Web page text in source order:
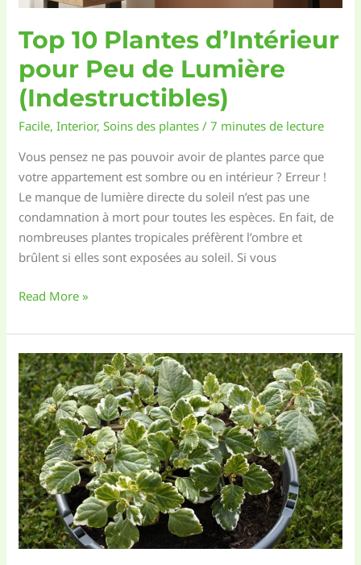
Top 10 Plantes d’Intérieur
pour Peu de Lumière
(Indestructibles)
Facile,Interior,Soins des plantes /7 minutes de lecture
Vous pensez ne pas pouvoir avoir de plantes parce que
votre appartement est sombre ou en intérieur ? Erreur !
Le manque de lumière directe du soleil n’est pas une
condamnation à mort pour toutes les espèces. En fait, de
nombreuses plantes tropicales préfèrent l’ombre et
brûlent si elles sont exposées au soleil. Si vous
Top
Plantes
d’Intérieur
pour
Peu
de
Lumière
(Indestructibles)
Read More »